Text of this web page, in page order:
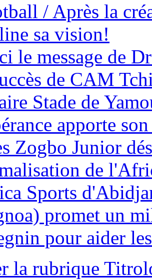
/ Après la
sa vision!
le message de
de CAM
Stade de
apporte
Zogbo Junior
de
Sports
promet un
pour aider
la rubrique